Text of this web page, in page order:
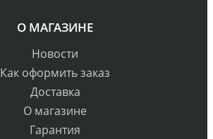
О МАГАЗИНЕ
Новости
Как оформить заказ
Доставка
О магазине
Гарантия